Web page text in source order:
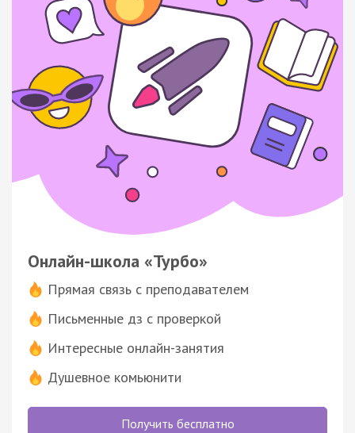
Онлайн-школа «Турбо»
Прямая связь с преподавателем
Письменные дз с проверкой
Интересные онлайн-занятия
Душевное комьюнити
Получить бесплатно